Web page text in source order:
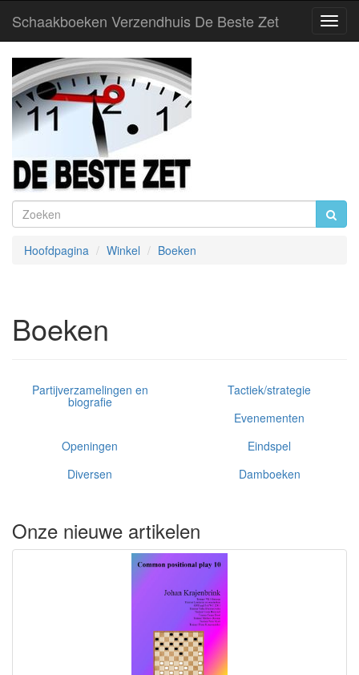
Schaakboeken Verzendhuis De Beste Zet
Hoofdpagina Winkel Boeken
Boeken
Partijverzamelingen en
biografie
Tactiek/strategie
Evenementen
Openingen
Eindspel
Diversen
Damboeken
Onze nieuwe artikelen